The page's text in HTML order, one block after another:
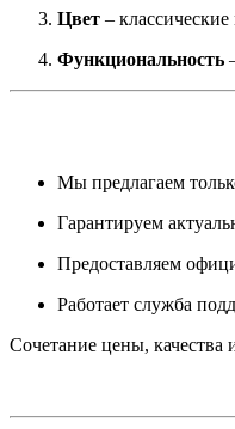
Цвет –
Функциональность
Мы предлагаем
Гарантируем
Предоставляем
Работает служба
Сочетание цены, качества